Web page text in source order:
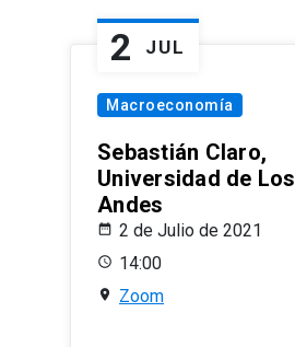
2 JUL
Macroeconomía
Sebastián Claro,
Universidad de Los
Andes
2 de Julio de 2021
14:00
Zoom